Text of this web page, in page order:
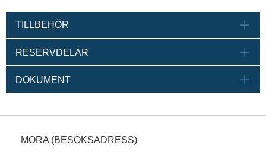
TILLBEHÖR
RESERVDELAR
DOKUMENT
MORA (BESÖKSADRESS)